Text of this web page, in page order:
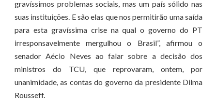
gravíssimos problemas sociais, mas um país sólido nas
suas instituições. E são elas que nos permitirão uma saída
para esta gravíssima crise na qual o governo do PT
irresponsavelmente mergulhou o Brasil”, afirmou o
senador Aécio Neves ao falar sobre a decisão dos
ministros do TCU, que reprovaram, ontem, por
unanimidade, as contas do governo da presidente Dilma
Rousseff.